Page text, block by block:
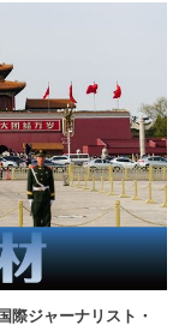
際ジャーナリスト・